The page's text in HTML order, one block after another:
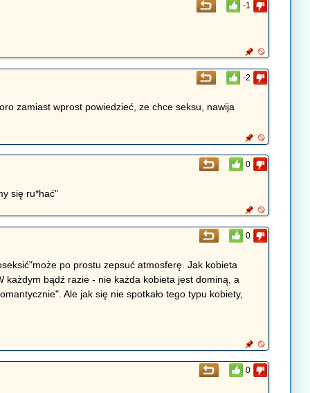
-1
-2
zamiast wprost powiedzieć, ze chce seksu, nawija
0
się ru*hać"
0
po prostu zepsuć atmosferę. Jak kobieta
bądź razie - nie każda kobieta jest dominą, a
Ale jak się nie spotkało tego typu kobiety,
0